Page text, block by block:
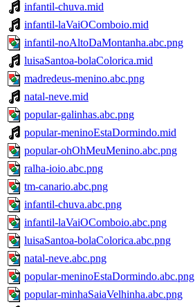
infantil-chuva.mid
infantil-laVaiOComboio.mid
infantil-noAltoDaMontanha.abc.png
luisaSantoa-bolaColorica.mid
madredeus-menino.abc.png
natal-neve.mid
popular-galinhas.abc.png
popular-meninoEstaDormindo.mid
popular-ohOhMeuMenino.abc.png
ralha-ioio.abc.png
tm-canario.abc.png
infantil-chuva.abc.png
infantil-laVaiOComboio.abc.png
luisaSantoa-bolaColorica.abc.png
natal-neve.abc.png
popular-meninoEstaDormindo.abc.png
popular-minhaSaiaVelhinha.abc.png